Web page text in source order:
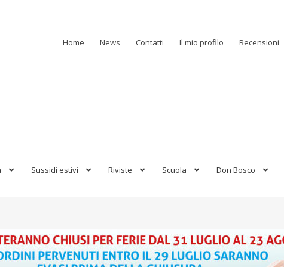
Home News Contatti Il mio profilo Recensioni
Sussidi estivi Riviste Scuola Don Bosco